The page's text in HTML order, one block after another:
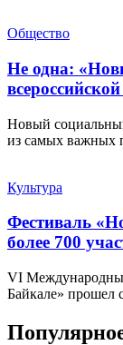
Общество
Не одна:
Новый
из самых важных
Культура
Фестиваль
более 700
VI
Байкале»